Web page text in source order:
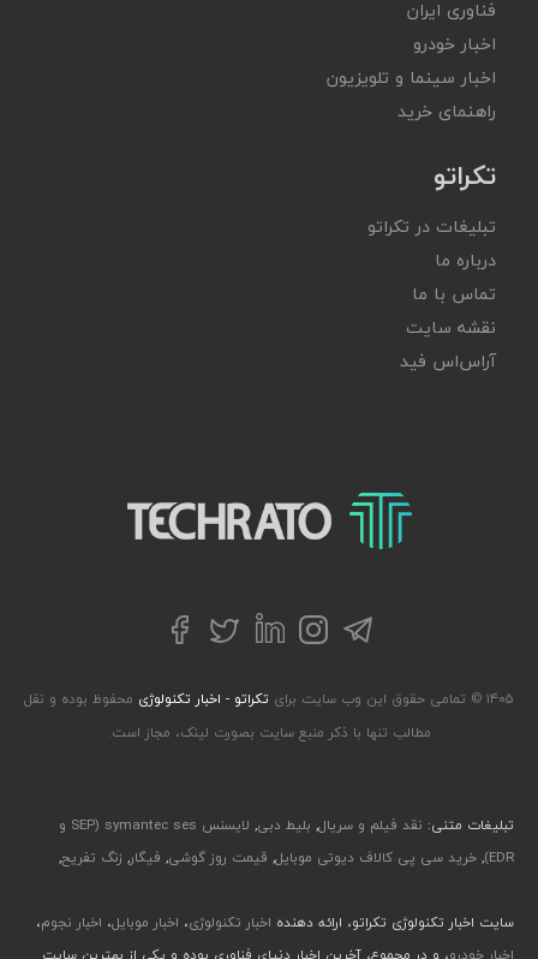
فناوری ایران
اخبار خودرو
اخبار سینما و تلویزیون
راهنمای خرید
تکراتو
تبلیغات در تکراتو
درباره ما
تماس با ما
نقشه سایت
آر‌اس‌اس فید
تکراتو – زندگی با تکنولوژی
تلگراماینستاگرام
لینکداینتوییترفیسبوک
۱۴۰۵ © تمامی حقوق این وب سایت برای تکراتو - اخبار تکنولوژی محفوظ بوده و نقل
مطالب تنها با ذکر منبع سایت بصورت لینک، مجاز است.
تبلیغات متنی: نقد فیلم و سریال, بلیط دبی,
لایسنس symantec ses (SEP و
EDR)
, خرید سی پی کالاف دیوتی موبایل, قیمت روز گوشی, فیگار, زنگ تفریح,
سایت اخبار تکنولوژی تکراتو، ارائه دهنده اخبار تکنولوژی، اخبار موبایل، اخبار نجوم،
اخبار خودرو، و در مجموع، آخرین اخبار دنیای فناوری بوده و یکی از بهترین سایت